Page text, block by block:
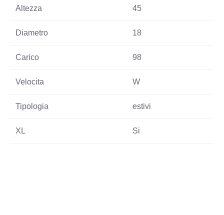
Altezza 45
Diametro 18
Carico 98
Velocita W
Tipologia estivi
XL Si